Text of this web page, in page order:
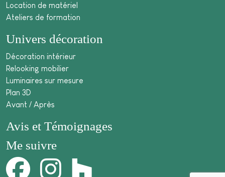
Location de matériel
Ateliers de formation
Univers décoration
Décoration intérieur
Relooking mobilier
Luminaires sur mesure
Plan 3D
Avant / Après
Avis et Témoignages
Me suivre